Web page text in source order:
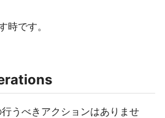
時です。
うべきアクションはありませ